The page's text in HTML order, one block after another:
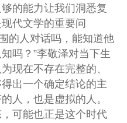
的能力让我们洞悉复
代文学的重要问
的人对话吗，能知道他
吗？”李敬泽对当下生
现在不存在完整的、
出一个确定结论的主
人，也是虚拟的人。
可能也正是这个时代